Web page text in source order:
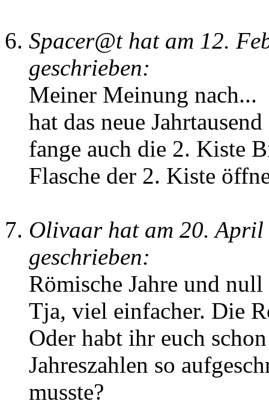
Spacer@t hat am 12.
geschrieben:
Meiner Meinung nach...
hat das neue
fange auch die 2. Kiste
Flasche der 2. Kiste
Olivaar hat am 20.
geschrieben:
Römische Jahre und null
Tja, viel einfacher. Die
Oder habt ihr euch
Jahreszahlen so
musste?